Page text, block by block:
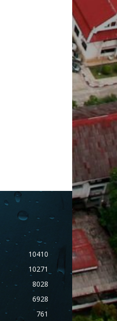
10410
10271
8028
6928
761